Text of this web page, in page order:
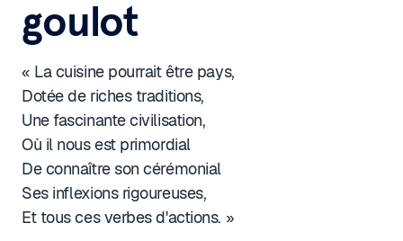
goulot
« La cuisine pourrait être pays,
Dotée de riches traditions,
Une fascinante civilisation,
Où il nous est primordial
De connaître son cérémonial
Ses inflexions rigoureuses,
Et tous ces verbes d'actions. »